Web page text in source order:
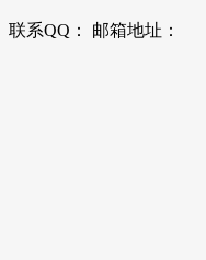
联系QQ： 邮箱地址：